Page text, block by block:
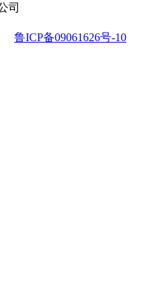
司
鲁ICP备09061626号-10